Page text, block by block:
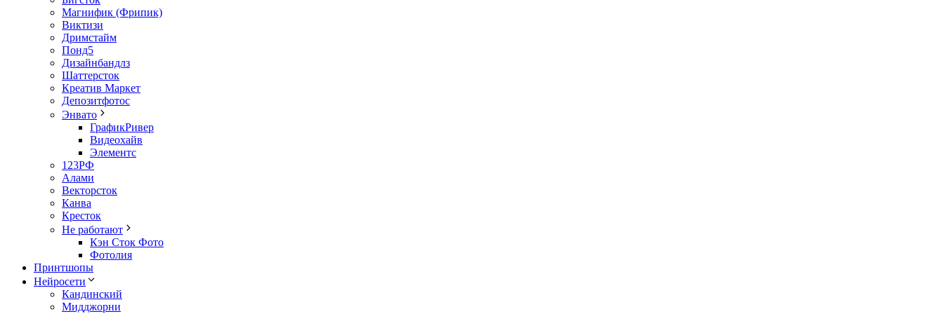
Магнифик (Фрипик)
Виктизи
Дримстайм
Понд5
Дизайнбандлз
Шаттерсток
Креатив Маркет
Депозитфотос
Энвато
ГрафикРивер
Видеохайв
Элементс
123РФ
Алами
Векторсток
Канва
Кресток
Не работают
Кэн Сток Фото
Фотолия
Принтшопы
Нейросети
Кандинский
Мидджорни